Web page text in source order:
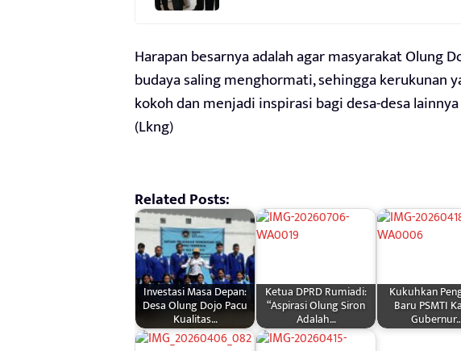
Harapan besarnya adalah agar masyarakat Olung
budaya saling menghormati, sehingga kerukunan
kokoh dan menjadi inspirasi bagi desa-desa
(Lkng)
Related Posts:
Investasi Masa Depan:
Desa Olung Dojo Pacu
Kualitas…
Ketua DPRD Rumiadi:
“Aspirasi Olung Siron
Adalah…
Kukuhkan
Baru PSMTI